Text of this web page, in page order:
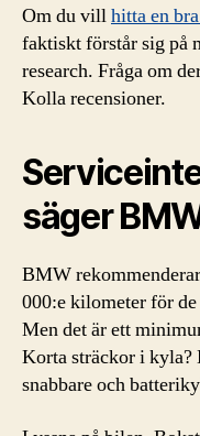
Om du villhitta en
faktiskt förstår sig på
research. Fråga om
Kolla recensioner.
säger
BMW
000:e kilometer för
Men det är ett
Korta sträckor i kyla?
snabbare och